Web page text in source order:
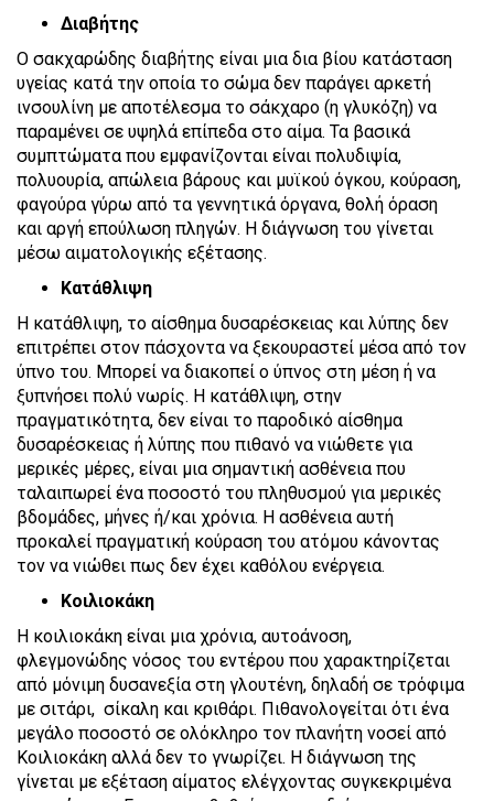
Διαβήτης
Ο σακχαρώδης διαβήτης είναι μια δια βίου κατάσταση
υγείας κατά την οποία το σώμα δεν παράγει αρκετή
ινσουλίνη με αποτέλεσμα το σάκχαρο (η γλυκόζη) να
παραμένει σε υψηλά επίπεδα στο αίμα. Τα βασικά
συμπτώματα που εμφανίζονται είναι πολυδιψία,
πολυουρία, απώλεια βάρους και μυϊκού όγκου, κούραση,
φαγούρα γύρω από τα γεννητικά όργανα, θολή όραση
και αργή επούλωση πληγών. Η διάγνωση του γίνεται
μέσω αιματολογικής εξέτασης.
Κατάθλιψη
Η κατάθλιψη, το αίσθημα δυσαρέσκειας και λύπης δεν
επιτρέπει στον πάσχοντα να ξεκουραστεί μέσα από τον
ύπνο του. Μπορεί να διακοπεί ο ύπνος στη μέση ή να
ξυπνήσει πολύ νωρίς. Η κατάθλιψη, στην
πραγματικότητα, δεν είναι το παροδικό αίσθημα
δυσαρέσκειας ή λύπης που πιθανό να νιώθετε για
μερικές μέρες, είναι μια σημαντική ασθένεια που
ταλαιπωρεί ένα ποσοστό του πληθυσμού για μερικές
βδομάδες, μήνες ή/και χρόνια. Η ασθένεια αυτή
προκαλεί πραγματική κούραση του ατόμου κάνοντας
τον να νιώθει πως δεν έχει καθόλου ενέργεια.
Κοιλιοκάκη
Η κοιλιοκάκη είναι μια χρόνια, αυτοάνοση,
φλεγμονώδης νόσος του εντέρου που χαρακτηρίζεται
από μόνιμη δυσανεξία στη γλουτένη, δηλαδή σε τρόφιμα
με σιτάρι, σίκαλη και κριθάρι. Πιθανολογείται ότι ένα
μεγάλο ποσοστό σε ολόκληρο τον πλανήτη νοσεί από
Κοιλιοκάκη αλλά δεν το γνωρίζει. Η διάγνωση της
γίνεται με εξέταση αίματος ελέγχοντας συγκεκριμένα